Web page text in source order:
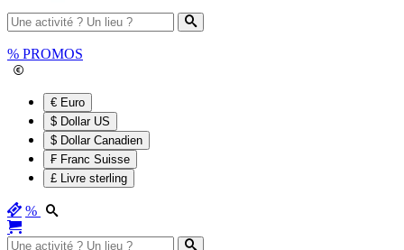
% PROMOS
€ Euro
$ Dollar US
$ Dollar Canadien
₣ Franc Suisse
£ Livre sterling
%